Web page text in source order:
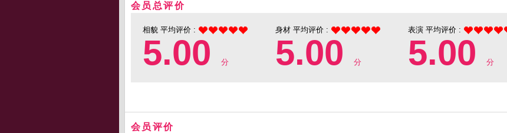
会员总评价
相貌 平均评价 :
5.00 分
身材 平均评价 :
5.00 分
表演 平均评价 :
5.00 分
会员评价